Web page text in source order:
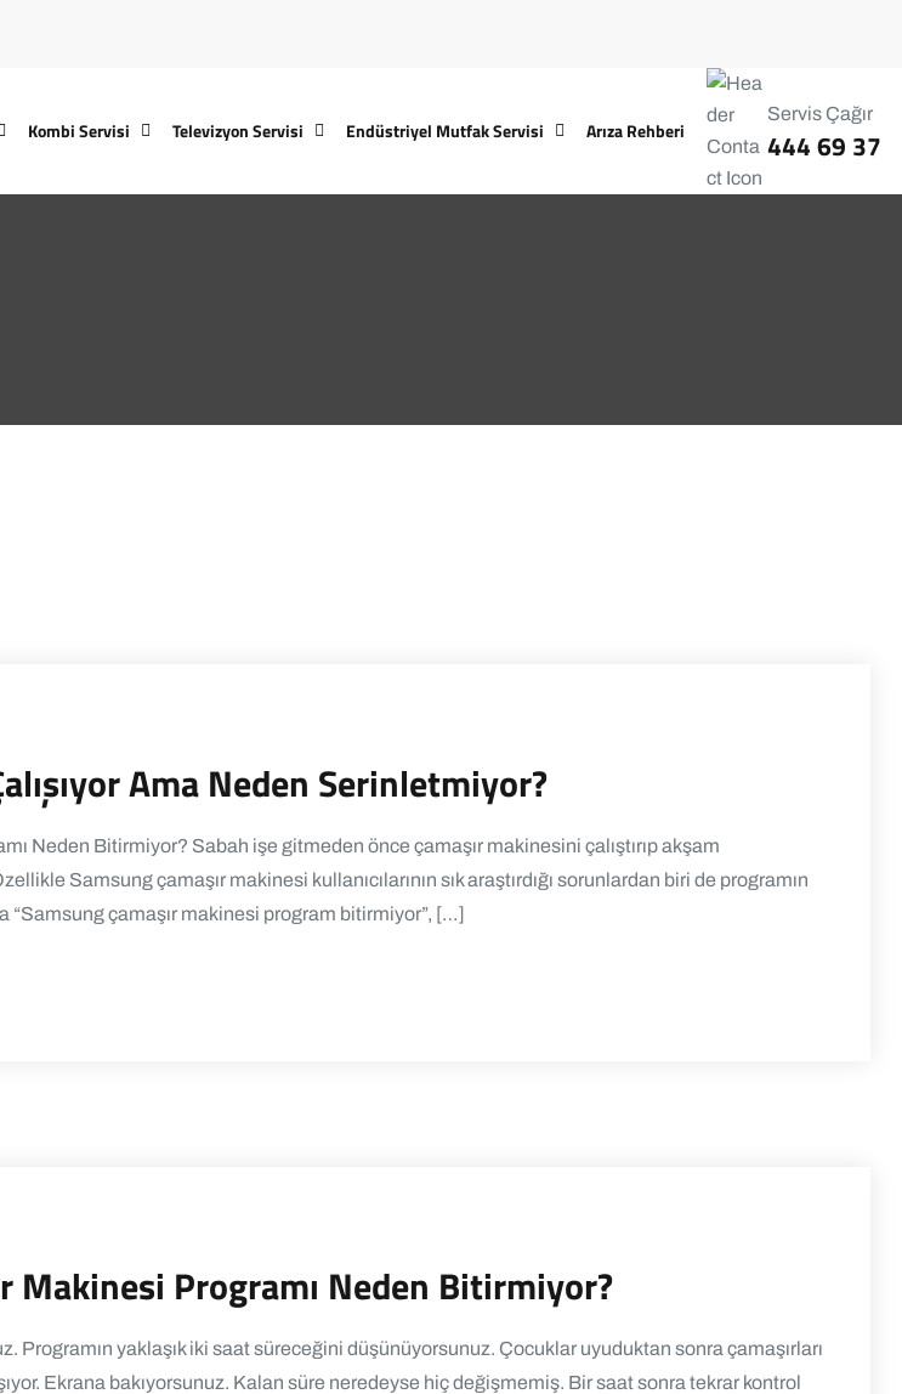
Kombi Servisi Televizyon Servisi Endüstriyel Mutfak Servisi Arıza Rehberi
Servis Çağır
444 69 37
Ama Neden Serinletmiyor?
Neden Bitirmiyor? Sabah işe gitmeden önce çamaşır makinesini çalıştırıp akşam
Samsung çamaşır makinesi kullanıcılarının sık araştırdığı sorunlardan biri de programın
“Samsung çamaşır makinesi program bitirmiyor”, […]
Makinesi Programı Neden Bitirmiyor?
Programın yaklaşık iki saat süreceğini düşünüyorsunuz. Çocuklar uyuduktan sonra çamaşırları
Ekrana bakıyorsunuz. Kalan süre neredeyse hiç değişmemiş. Bir saat sonra tekrar kontrol